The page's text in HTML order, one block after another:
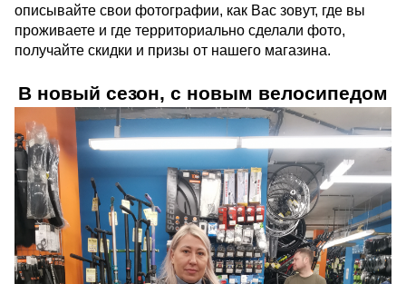
описывайте свои фотографии, как Вас зовут, где вы
проживаете и где территориально сделали фото,
получайте скидки и призы от нашего магазина.
В новый сезон, с новым велосипедом